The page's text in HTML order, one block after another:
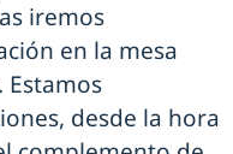
iremos
en la mesa
Estamos
desde la hora